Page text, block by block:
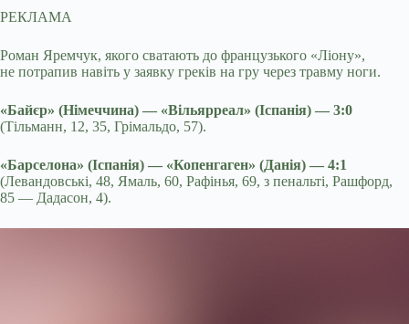
РЕКЛАМА
Роман Яремчук, якого сватають до французького «Ліону»,
не потрапив навіть у заявку греків на гру через травму ноги.
«Байєр» (Німеччина) — «Вільярреал» (Іспанія) — 3:0
(Тільманн, 12, 35, Грімальдо, 57).
«Барселона» (Іспанія) — «Копенгаген» (Данія) — 4:1
(Левандовські, 48, Ямаль, 60, Рафінья, 69, з пенальті, Рашфорд,
85 — Дадасон, 4).